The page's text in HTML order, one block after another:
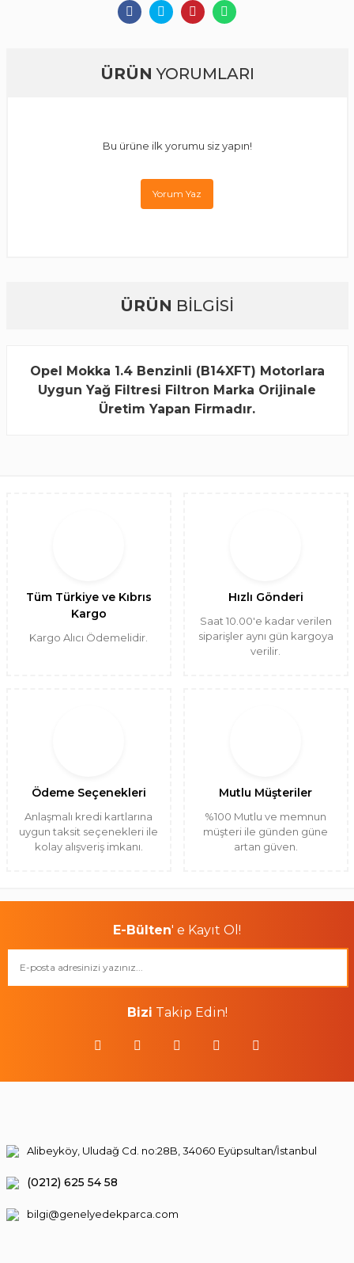
ÜRÜN YORUMLARI
Bu ürüne ilk yorumu siz yapın!
Yorum Yaz
ÜRÜN BİLGİSİ
Opel Mokka 1.4 Benzinli (B14XFT) Motorlara
Uygun Yağ Filtresi Filtron Marka Orijinale
Üretim Yapan Firmadır.
Tüm Türkiye ve Kıbrıs
Kargo
Kargo Alıcı Ödemelidir.
Hızlı Gönderi
Saat 10.00'e kadar verilen
siparişler aynı gün kargoya
verilir.
Ödeme Seçenekleri
Anlaşmalı kredi kartlarına
uygun taksit seçenekleri ile
kolay alışveriş imkanı.
Mutlu Müşteriler
%100 Mutlu ve memnun
müşteri ile günden güne
artan güven.
E-Bülten' e Kayıt Ol!
Bizi Takip Edin!
Alibeyköy, Uludağ Cd. no:28B, 34060 Eyüpsultan/İstanbul
(0212) 625 54 58
bilgi@genelyedekparca.com